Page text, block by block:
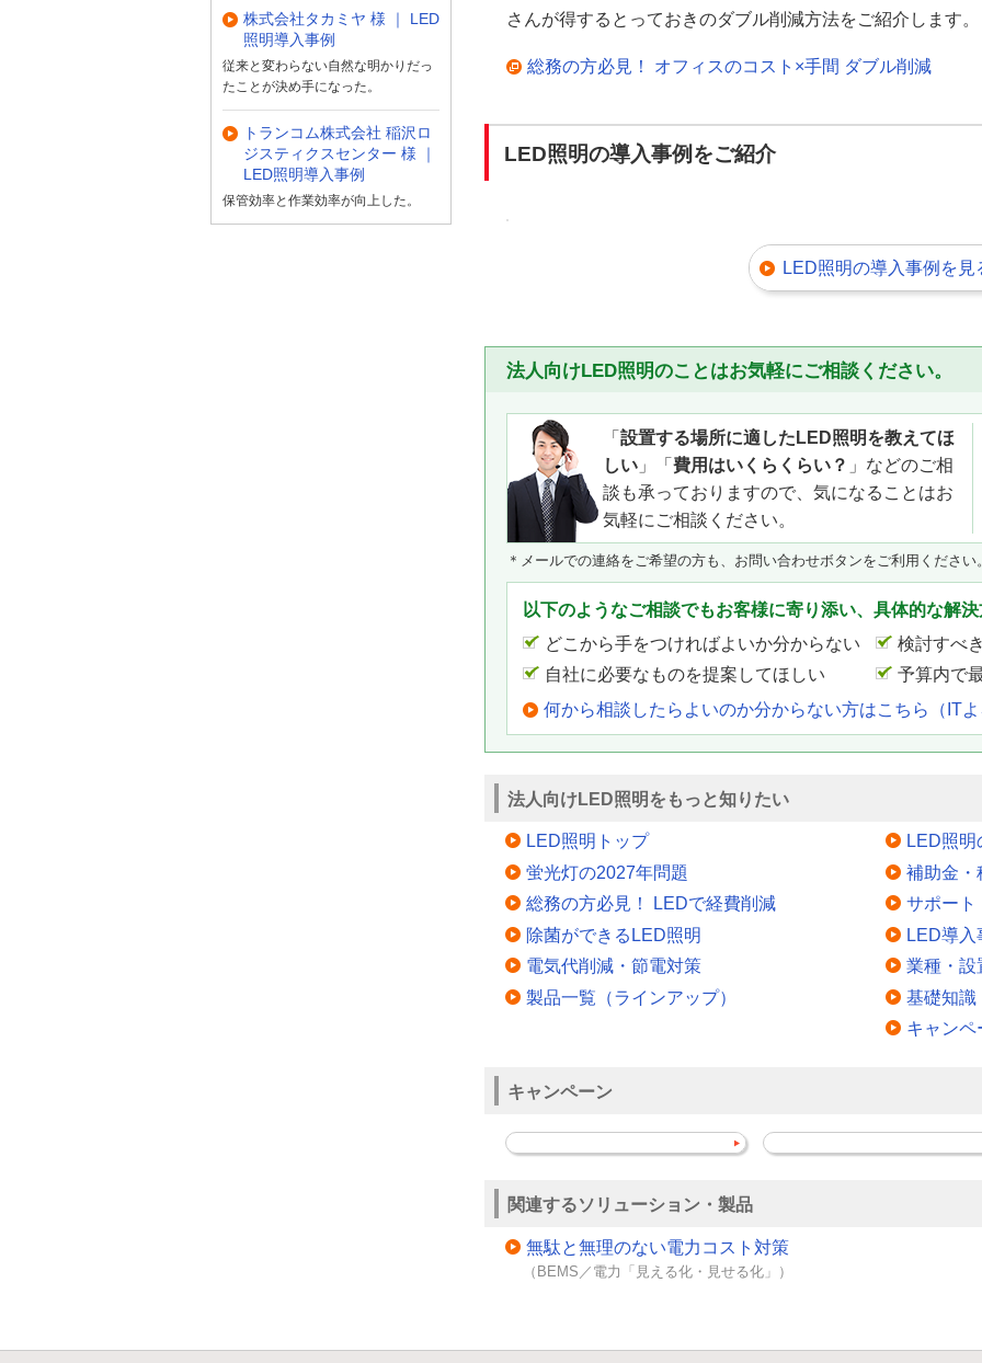
さんが得するとっておきのダブル削減方法をご紹介します。
総務の方必見！ オフィスのコスト×手間 ダブル削減
LED照明の導入事例をご紹介
LED照明の導入事例を見
法人向けLED照明のことはお気軽にご相談ください。
「 設置する場所に適したLED照明を教えてほ
しい 」「 費用はいくらくらい？ 」などのご相
談も承っておりますので、気になることはお
気軽にご相談ください。
＊メールでの連絡をご希望の方も、お問い合わせボタンをご利用ください。
以下のようなご相談でもお客様に寄り添い、具体的な解
どこから手をつければよいか分からない
検討すべ
自社に必要なものを提案してほしい
予算内で
何から相談したらよいのか分からない方はこちら（ITよ
法人向けLED照明をもっと知りたい
LED照明トップ
蛍光灯の2027年問題
総務の方必見！ LEDで経費削減
除菌ができるLED照明
電気代削減・節電対策
製品一覧（ラインアップ）
LED照
補助金・
サポート
LED導入
業種・設
基礎知識
キャンペ
キャンペーン
関連するソリューション・製品
無駄と無理のない電力コスト対策
（BEMS／電力「見える化・見せる化」）
株式会社タカミヤ 様 ｜ LED
照明導入事例
従来と変わらない自然な明かりだっ
たことが決め手になった。
トランコム株式会社 稲沢ロ
ジスティクスセンター 様 ｜
LED照明導入事例
保管効率と作業効率が向上した。